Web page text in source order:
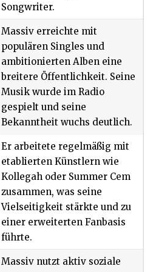
Songwriter.
Massiv erreichte mit
populären Singles und
ambitionierten Alben eine
breitere Öffentlichkeit. Seine
Musik wurde im Radio
gespielt und seine
Bekanntheit wuchs deutlich.
Er arbeitete regelmäßig mit
etablierten Künstlern wie
Kollegah oder Summer Cem
zusammen, was seine
Vielseitigkeit stärkte und zu
einer erweiterten Fanbasis
führte.
Massiv nutzt aktiv soziale